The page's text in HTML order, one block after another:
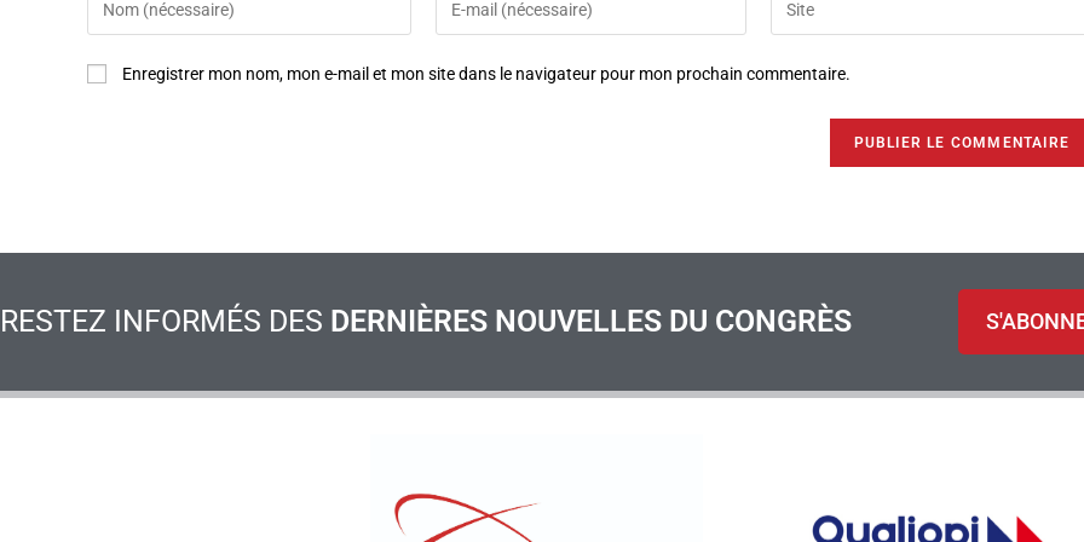
Enregistrer mon nom, mon e-mail et mon site dans le navigateur pour mon prochain commentaire.
RESTEZ INFORMÉS DES DERNIÈRES NOUVELLES DU CONGRÈS